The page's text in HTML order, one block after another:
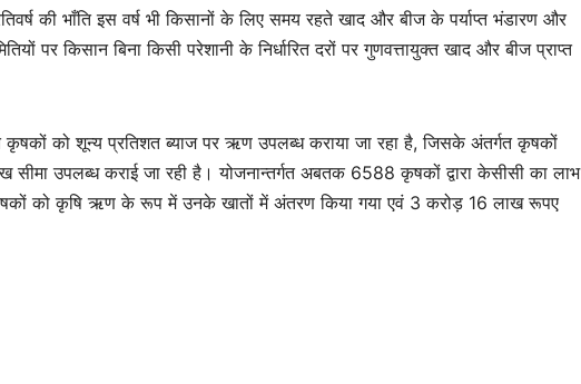
की भाँति इस वर्ष भी किसानों के लिए समय रहते खाद और बीज के पर्याप्त भंडारण और
पर किसान बिना किसी परेशानी के निर्धारित दरों पर गुणवत्तायुक्त खाद और बीज प्राप्त
कृषकों को शून्य प्रतिशत ब्याज पर ऋण उपलब्ध कराया जा रहा है, जिसके अंतर्गत कृषकों
उपलब्ध कराई जा रही है। योजनान्तर्गत अबतक 6588 कृषकों द्वारा केसीसी का लाभ
को कृषि ऋण के रूप में उनके खातों में अंतरण किया गया एवं 3 करोड़ 16 लाख रूपए